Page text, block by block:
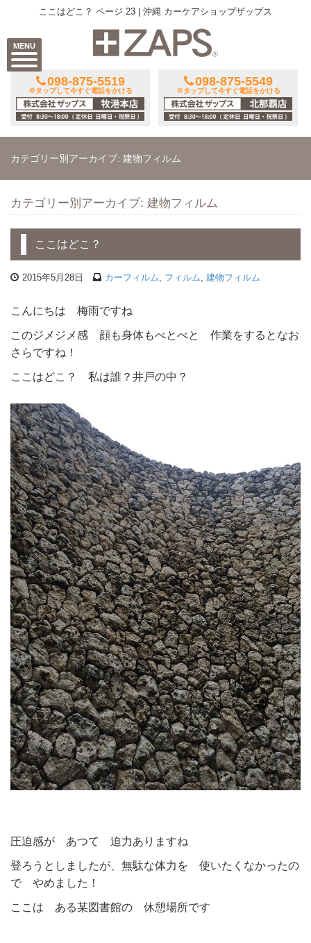
MENU
ここはどこ？ ページ 23 | 沖縄 カーケアショップザップス
098-875-5519
※タップして今すぐ電話をかける
098-875-5549
※タップして今すぐ電話をかける
カテゴリー別アーカイブ: 建物フィルム
カテゴリー別アーカイブ: 建物フィルム
ここはどこ？
2015年5月28日 カーフィルム フィルム 建物フィルム
こんにちは 梅雨ですね
このジメジメ感 顔も身体もべとべと 作業をするとなお
さらですね！
ここはどこ？ 私は誰？井戸の中？
圧迫感が あつて 迫力ありますね
登ろうとしましたが、無駄な体力を 使いたくなかったの
で やめました！
ここは ある某図書館の 休憩場所です